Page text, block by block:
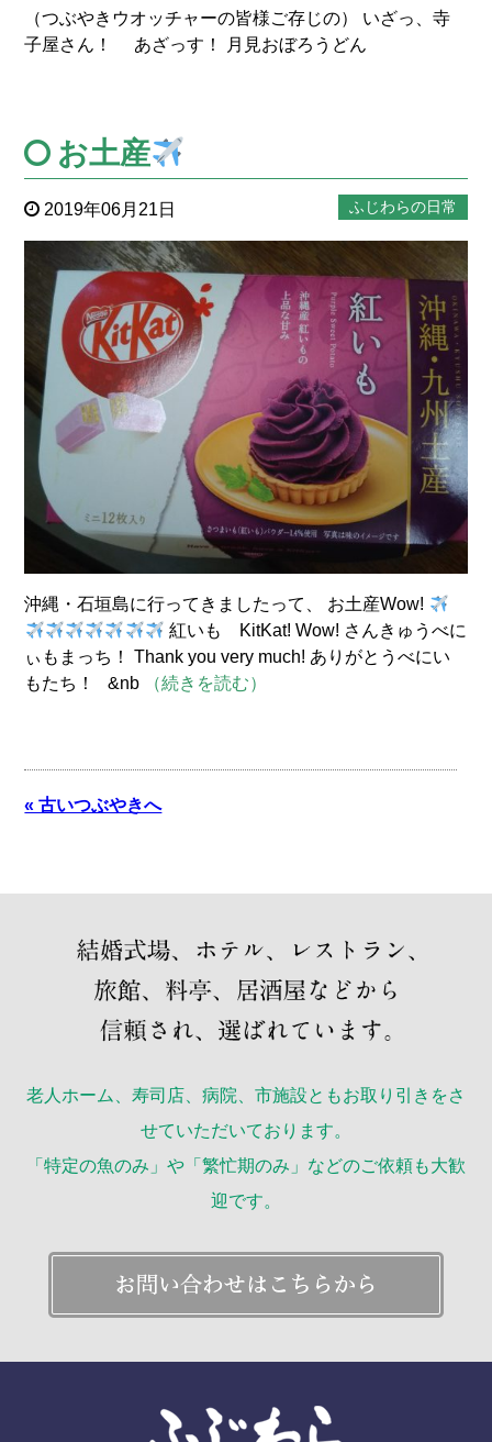
（つぶやきウオッチャーの皆様ご存じの） いざっ、寺
子屋さん！ あざっす！ 月見おぼろうどん
お土産
2019年06月21日 ふじわらの日常
沖縄・石垣島に行ってきましたって、 お土産Wow!
紅いも KitKat! Wow! さんきゅうべに
ぃもまっち！ Thank you very much! ありがとうべにい
もたち！ &nb
（続きを読む）
« 古いつぶやきへ
老人ホーム、寿司店、病院、市施設ともお取り引きをさ
せていただいております。
「特定の魚のみ」や「繁忙期のみ」などのご依頼も大歓
迎です。